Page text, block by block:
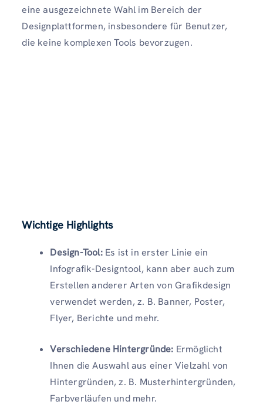
eine ausgezeichnete Wahl im Bereich der
Designplattformen, insbesondere für Benutzer,
die keine komplexen Tools bevorzugen.
Wichtige Highlights
Design-Tool: Es ist in erster Linie ein
Infografik-Designtool, kann aber auch zum
Erstellen anderer Arten von Grafikdesign
verwendet werden, z. B. Banner, Poster,
Flyer, Berichte und mehr.
Verschiedene Hintergründe: Ermöglicht
Ihnen die Auswahl aus einer Vielzahl von
Hintergründen, z. B. Musterhintergründen,
Farbverläufen und mehr.